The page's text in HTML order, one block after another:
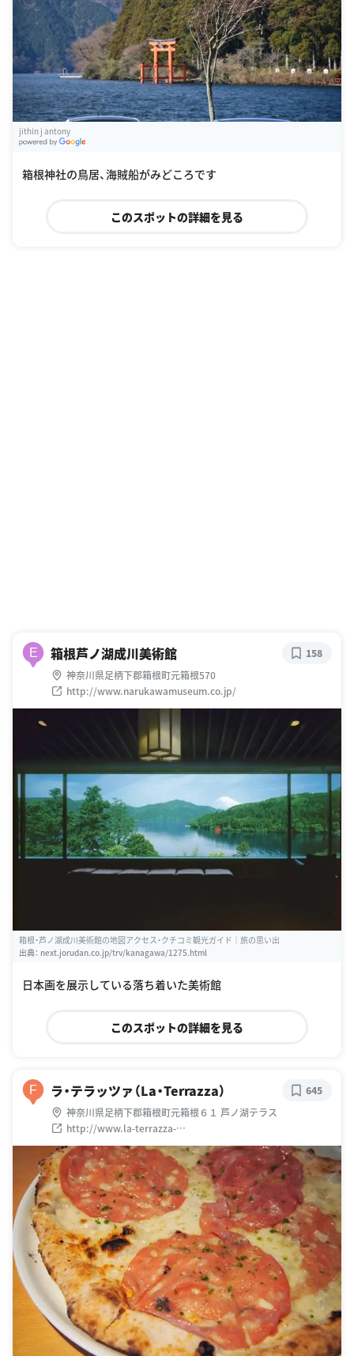
jithin j antony
箱根神社の鳥居、海賊船がみどころです
このスポットの詳細を見る
E 箱根芦ノ湖成川美術館
神奈川県足柄下郡箱根町元箱根570
http://www.narukawamuseum.co.jp/
158
箱根・芦ノ湖成川美術館の地図アクセス・クチコミ観光ガイド｜旅の思い出
出典： next.jorudan.co.jp/trv/kanagawa/1275.html
日本画を展示している落ち着いた美術館
このスポットの詳細を見る
F ラ・テラッツァ（La・Terrazza）
神奈川県足柄下郡箱根町元箱根６１ 芦ノ湖テラス
http://www.la-terrazza-
ashinoko.co.jp/restaurant/index.html
645